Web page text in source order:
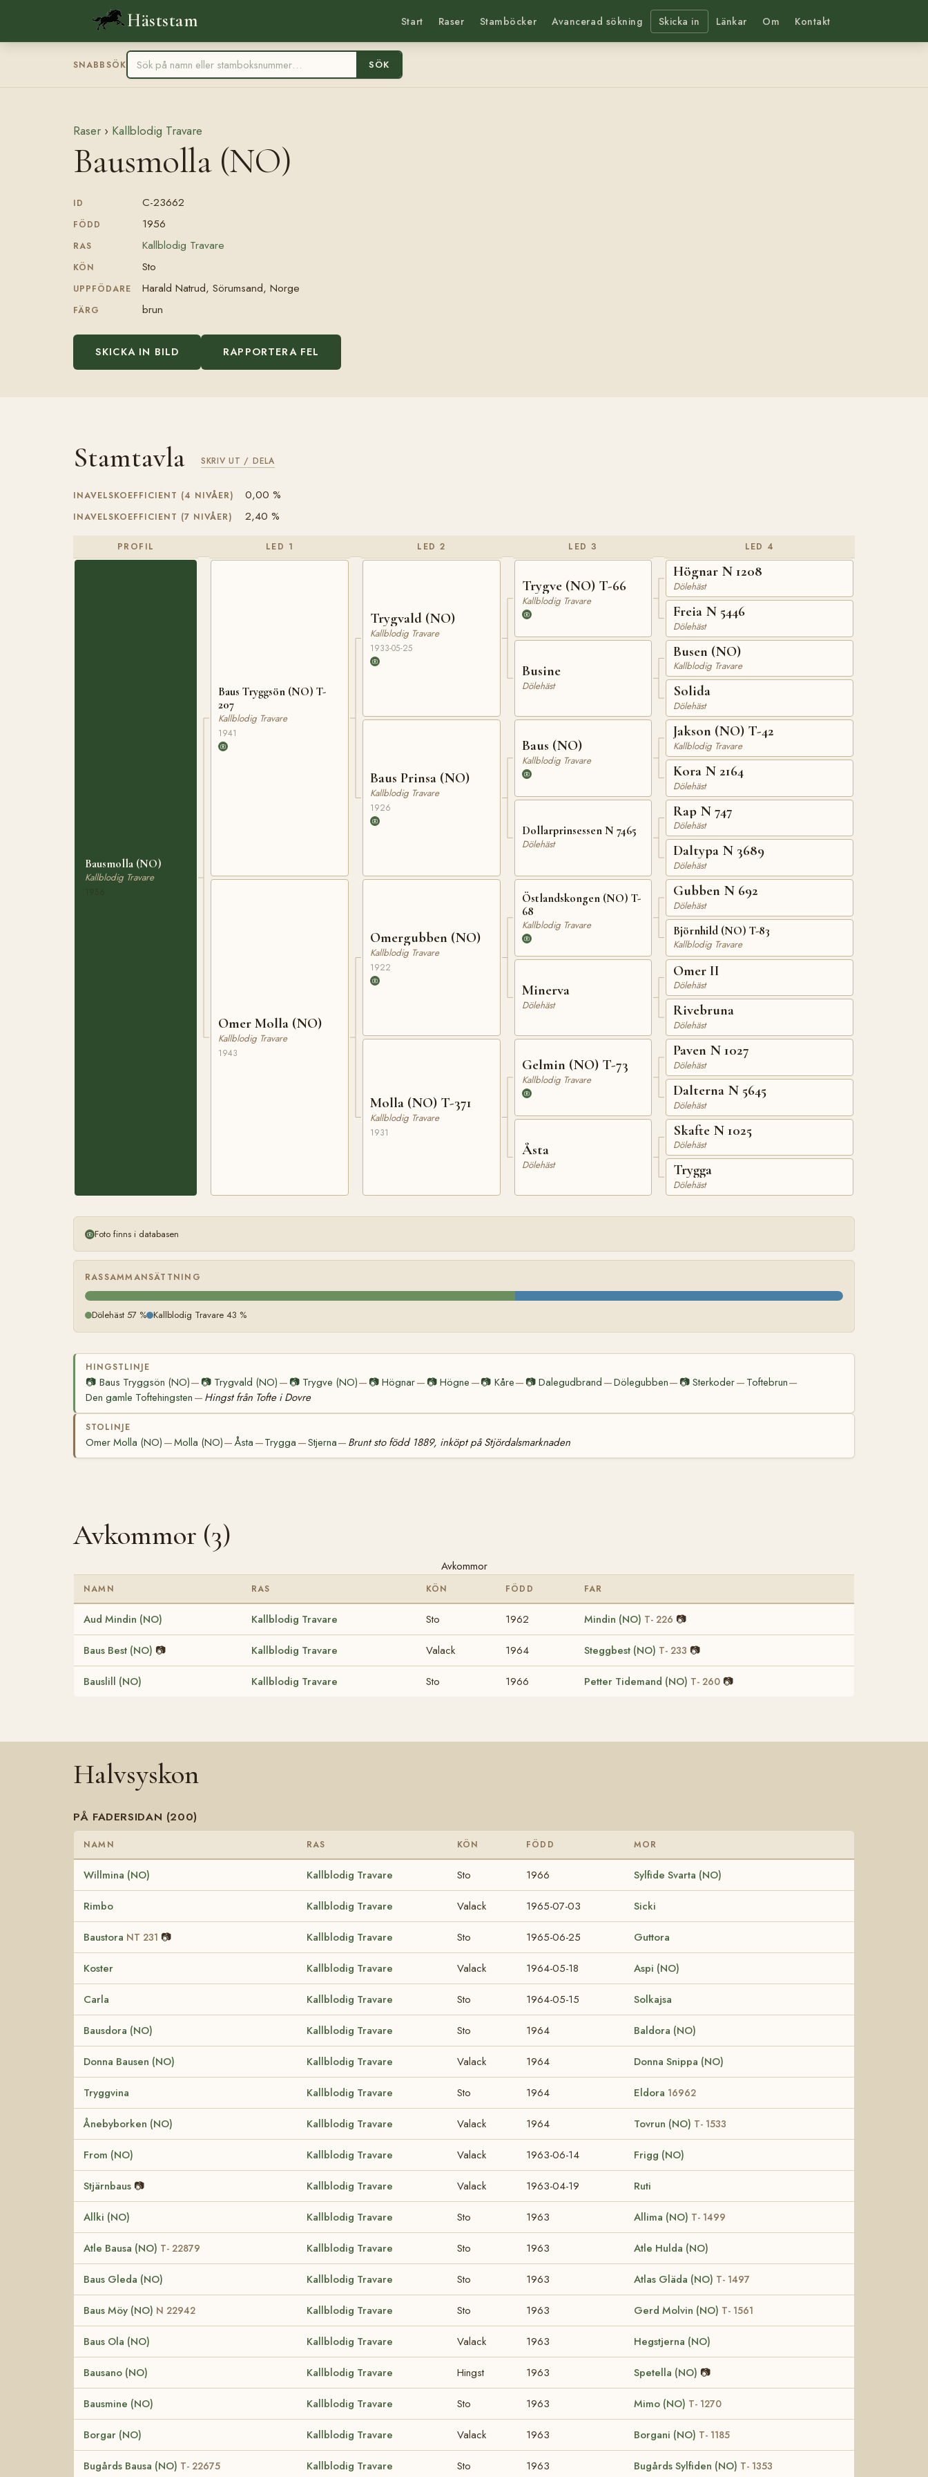
Häststam Start Raser Stamböcker Avancerad sökning Skicka in Länkar Om Kontakt
SNABBSÖK SÖK
Raser › Kallblodig Travare
Bausmolla (NO)
ID C-23662
FÖDD 1956
RAS Kallblodig Travare
KÖN Sto
UPPFÖDARE Harald Natrud, Sörumsand, Norge
FÄRG brun
SKICKA IN BILD RAPPORTERA FEL
Stamtavla SKRIV UT / DELA
INAVELSKOEFFICIENT (4 NIVÅER) 0,00 %
INAVELSKOEFFICIENT (7 NIVÅER) 2,40 %
PROFIL
Bausmolla (NO)
Kallblodig Travare
LED 1
Baus Tryggsön (NO) T-
207
Kallblodig Travare
1941
Omer Molla (NO)
Kallblodig Travare
1943
LED 2
Trygvald (NO)
Kallblodig Travare
1933-05-25
Baus Prinsa (NO)
Kallblodig Travare
1926
Omergubben (NO)
Kallblodig Travare
1922
Molla (NO) T-371
Kallblodig Travare
1931
LED 3
Trygve (NO) T-66
Kallblodig Travare
Busine
Dölehäst
Baus (NO)
Kallblodig Travare
Dollarprinsessen N 7465
Dölehäst
Östlandskongen (NO) T-
68
Kallblodig Travare
Minerva
Dölehäst
Gelmin (NO) T-73
Kallblodig Travare
Åsta
Dölehäst
LED 4
Högnar N 1208
Dölehäst
Freia N 5446
Dölehäst
Busen (NO)
Kallblodig Travare
Solida
Dölehäst
Jakson (NO) T-42
Kallblodig Travare
Kora N 2164
Dölehäst
Rap N 747
Dölehäst
Daltypa N 3689
Dölehäst
Gubben N 692
Dölehäst
Björnhild (NO) T-83
Kallblodig Travare
Omer II
Dölehäst
Rivebruna
Dölehäst
Paven N 1027
Dölehäst
Dalterna N 5645
Dölehäst
Skafte N 1025
Dölehäst
Trygga
Dölehäst
Foto finns i databasen
RASSAMMANSÄTTNING
Dölehäst 57 % Kallblodig Travare 43 %
HINGSTLINJE
📷 Baus Tryggsön (NO)— 📷 Trygvald (NO) — 📷 Trygve (NO)— 📷 Högnar— 📷Högne —📷 Kåre— 📷Dalegudbrand —Dölegubben— 📷Sterkoder— Toftebrun—
Den gamle Toftehingsten — Hingst från Tofte i Dovre
STOLINJE
Omer Molla (NO) —Molla (NO)—Åsta —Trygga —Stjerna— Brunt sto född 1889, inköpt på Stjördalsmarknaden
Avkommor (3)
Avkommor
NAMN RAS KÖN FÖDD FAR
Aud Mindin (NO) Kallblodig Travare Sto 1962 Mindin (NO) T- 226 📷
Baus Best (NO) 📷 Kallblodig Travare Valack 1964 Steggbest (NO) T- 233 📷
Bauslill (NO) Kallblodig Travare Sto 1966 Petter Tidemand (NO) T- 260 📷
Halvsyskon
PÅ FADERSIDAN (200)
NAMN RAS KÖN FÖDD MOR
Willmina (NO) Kallblodig Travare Sto 1966 Sylfide Svarta (NO)
Rimbo Kallblodig Travare Valack 1965-07-03 Sicki
Baustora NT 231 📷 Kallblodig Travare Sto 1965-06-25 Guttora
Koster Kallblodig Travare Valack 1964-05-18 Aspi (NO)
Carla Kallblodig Travare Sto 1964-05-15 Solkajsa
Bausdora (NO) Kallblodig Travare Sto 1964 Baldora (NO)
Donna Bausen (NO) Kallblodig Travare Valack 1964 Donna Snippa (NO)
Tryggvina Kallblodig Travare Sto 1964 Eldora 16962
Ånebyborken (NO) Kallblodig Travare Valack 1964 Tovrun (NO) T- 1533
From (NO) Kallblodig Travare Valack 1963-06-14 Frigg (NO)
Stjärnbaus 📷 Kallblodig Travare Valack 1963-04-19 Ruti
Allki (NO) Kallblodig Travare Sto 1963 Allima (NO) T- 1499
Atle Bausa (NO) T- 22879 Kallblodig Travare Sto 1963 Atle Hulda (NO)
Baus Gleda (NO) Kallblodig Travare Sto 1963 Atlas Gläda (NO) T- 1497
Baus Möy (NO) N 22942 Kallblodig Travare Sto 1963 Gerd Molvin (NO) T- 1561
Baus Ola (NO) Kallblodig Travare Valack 1963 Hegstjerna (NO)
Bausano (NO) Kallblodig Travare Hingst 1963 Spetella (NO) 📷
Bausmine (NO) Kallblodig Travare Sto 1963 Mimo (NO) T- 1270
Borgar (NO) Kallblodig Travare Valack 1963 Borgani (NO) T- 1185
Bugårds Bausa (NO) T- 22675 Kallblodig Travare Sto 1963 Bugårds Sylfiden (NO) T- 1353